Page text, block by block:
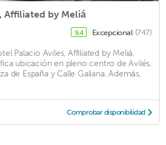
Affiliated by Meliá
9,4 Excepcional (747)
Palacio Aviles, Affiliated by Meliá,
ubicación en pleno centro de Avilés,
de España y Calle Galiana. Además,
Comprobar disponibilidad